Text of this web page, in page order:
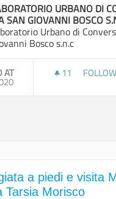
URBANO DI
SAN GIOVANNI BOSCO
Urbano di
Bosco s.n.c
AT 11 11
FOLLOW
a piedi e visita
Tarsia Morisco